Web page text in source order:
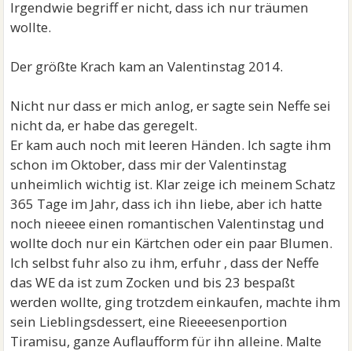
Irgendwie begriff er nicht, dass ich nur träumen
wollte.
Der größte Krach kam an Valentinstag 2014.
Nicht nur dass er mich anlog, er sagte sein Neffe sei
nicht da, er habe das geregelt.
Er kam auch noch mit leeren Händen. Ich sagte ihm
schon im Oktober, dass mir der Valentinstag
unheimlich wichtig ist. Klar zeige ich meinem Schatz
365 Tage im Jahr, dass ich ihn liebe, aber ich hatte
noch nieeee einen romantischen Valentinstag und
wollte doch nur ein Kärtchen oder ein paar Blumen.
Ich selbst fuhr also zu ihm, erfuhr , dass der Neffe
das WE da ist zum Zocken und bis 23 bespaßt
werden wollte, ging trotzdem einkaufen, machte ihm
sein Lieblingsdessert, eine Rieeeesenportion
Tiramisu, ganze Auflaufform für ihn alleine. Malte